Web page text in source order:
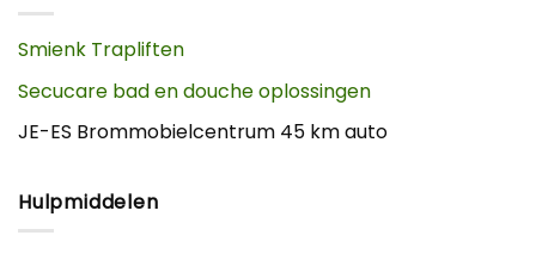
Smienk Trapliften
Secucare bad en douche oplossingen
JE-ES Brommobielcentrum 45 km auto
Hulpmiddelen